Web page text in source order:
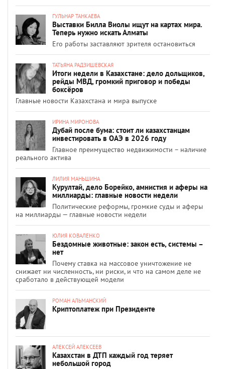
ГУЛЬНАР ТАНКАЕВА
Выставки Билла Виолы ищут на картах мира.
Теперь нужно искать Алматы
Его работы заставляют зрителя остановиться
ТАТЬЯНА РАДЗИШЕВСКАЯ
Итоги недели в Казахстане: дело дольщиков,
рейды МВД, громкий приговор и победы
боксёров
Главные новости Казахстана и мира выпуске
ИРИНА МИРОНОВА
Дубай после бума: стоит ли казахстанцам
инвестировать в ОАЭ в 2026 году
Главное преимущество недвижимости – наличие
реального актива
ЛИЛИЯ МАНЬШИНА
Курултай, дело Борейко, амнистия и аферы на
миллиарды: главные новости недели
Политические реформы, громкие суды и аферы
на миллиарды — главные новости недели
ЮЛИЯ КОВАЛЕНКО
Бездомные животные: закон есть, системы –
нет
Почему ставка на массовое уничтожение не
снижает ни численность, ни риски, и что на самом деле не
сработало в действующей модели
РОМАН АЛЬМАНСКИЙ
Криптоплатеж при Президенте
АЛЕКСЕЙ АЛЕКСЕЕВ
Казахстан в ДТП каждый год теряет
небольшой город